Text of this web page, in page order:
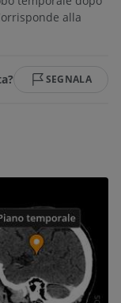
alla
SEGNALA